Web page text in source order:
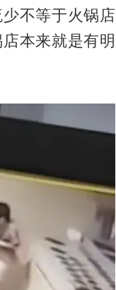
不等于火锅店
本来就是有明